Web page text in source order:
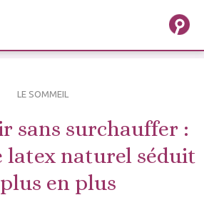
LE SOMMEIL
sans surchauffer :
latex naturel séduit
en plus